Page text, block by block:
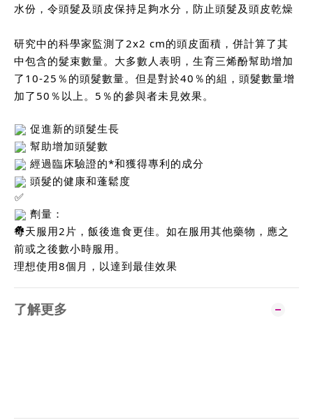
水份，令頭髮及頭皮保持足夠水分，防止頭髮及頭皮乾燥
研究中的科學家監測了2x2 cm的頭皮面積，併計算了其
中包含的髮束數量。大多數人表明，生育三烯酚幫助增加
了10-25％的頭髮數量。但是對於40％的組，頭髮數量增
加了50％以上。5％的參與者未見效果。
促進新的頭髮生長
幫助增加頭髮數
經過臨床驗證的*和獲得專利的成分
頭髮的健康和蓬鬆度
劑量：
每天服用2片，飯後進食更佳。如在服用其他藥物，應之
前或之後數小時服用。
理想使用8個月，以達到最佳效果
了解更多